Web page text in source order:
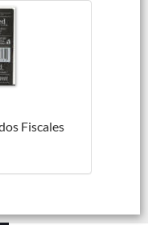
Fiscales